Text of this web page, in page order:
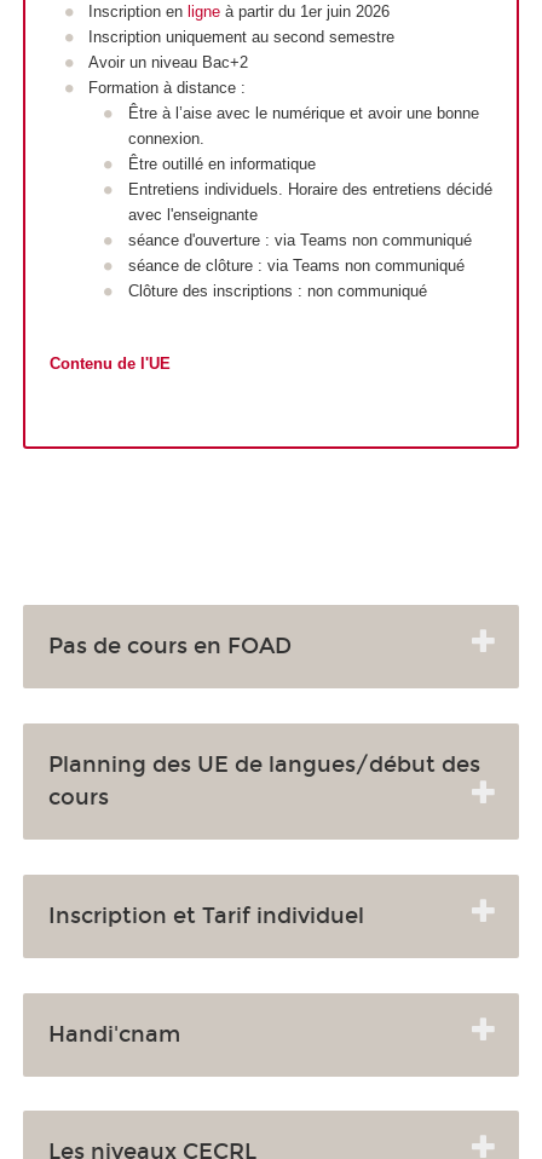
Inscription en ligne à partir du 1er juin 2026
Inscription uniquement au second semestre
Avoir un niveau Bac+2
Formation à distance :
Être à l’aise avec le numérique et avoir une bonne
connexion.
Être outillé en informatique
Entretiens individuels. Horaire des entretiens décidé
avec l'enseignante
séance d'ouverture : via Teams non communiqué
séance de clôture : via Teams non communiqué
Clôture des inscriptions : non communiqué
Contenu de l'UE
Pas de cours en FOAD
Planning des UE de langues/début des
cours
Inscription et Tarif individuel
Handi'cnam
Les niveaux CECRL